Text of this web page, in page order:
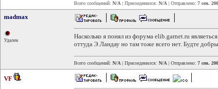
Всего сообщений: N/A | Присоединился: N/A | Отправлено: 7 сен.
madmax
Удален
Насколько я понял из форума elib.garnet.ru
оттуда Э.Ландау но там тоже всего нет. Будте
Всего сообщений: N/A | Присоединился: N/A | Отправлено: 7 сен.
VF